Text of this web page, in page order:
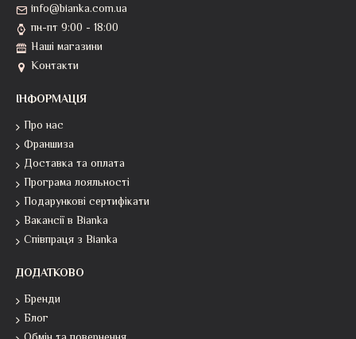
info@bianka.com.ua
пн-пт 9:00 - 18:00
Наші магазини
Контакти
ІНФОРМАЦІЯ
Про нас
Франшиза
Доставка та оплата
Програма лояльності
Подарункові сертифікати
Вакансії в Bianka
Співпраця з Bianka
ДОДАТКОВО
Бренди
Блог